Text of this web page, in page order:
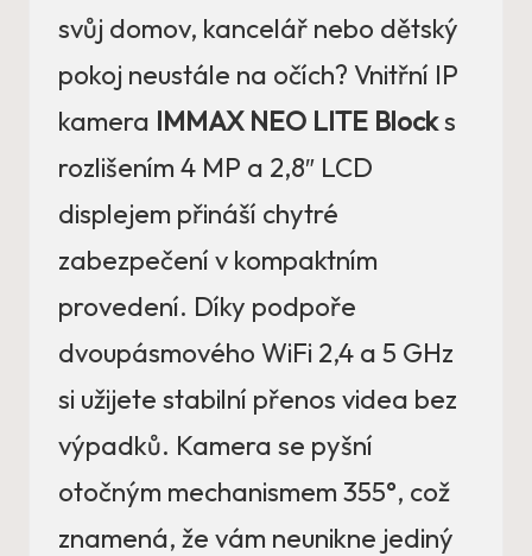
svůj domov, kancelář nebo dětský
pokoj neustále na očích? Vnitřní IP
kamera IMMAX NEO LITE Blocks
rozlišením 4 MP a 2,8″ LCD
displejem přináší chytré
zabezpečení v kompaktním
provedení. Díky podpoře
dvoupásmového WiFi 2,4 a 5 GHz
si užijete stabilní přenos videa bez
výpadků. Kamera se pyšní
otočným mechanismem 355°, což
znamená, že vám neunikne jediný